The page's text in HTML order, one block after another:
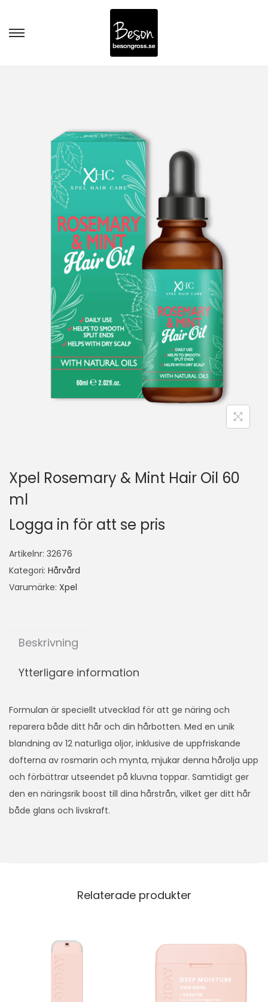
Xpel Rosemary & Mint Hair Oil 60
ml
Logga in för att se pris
Artikelnr: 32676
Kategori: Hårvård
Varumärke: Xpel
Beskrivning
Ytterligare information
Formulan är speciellt utvecklad för att ge näring och
reparera både ditt hår och din hårbotten. Med en unik
blandning av 12 naturliga oljor, inklusive de uppfriskande
dofterna av rosmarin och mynta, mjukar denna hårolja upp
och förbättrar utseendet på kluvna toppar. Samtidigt ger
den en näringsrik boost till dina hårstrån, vilket ger ditt hår
både glans och livskraft.
Relaterade produkter